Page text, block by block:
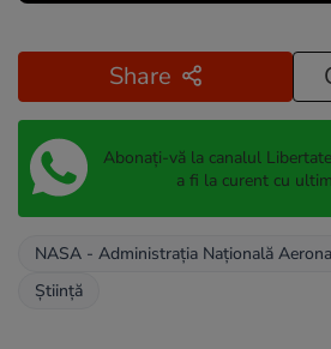
Share
Abonați-vă la canalul
a fi la curent cu
NASA - Administrația Națională
Știință